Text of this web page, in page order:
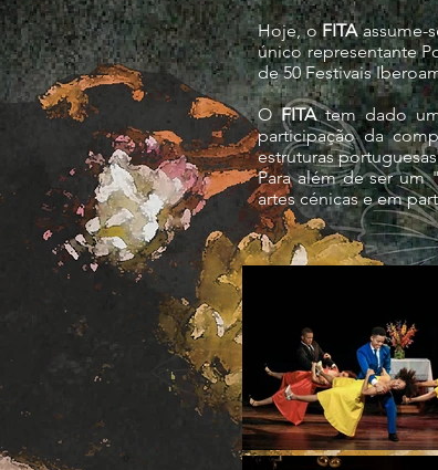
Hoje, oFITAassume-
único representante
de 50 Festivais
OFITAtem dado um
participação da
estruturas
Para além de ser
artes cénicas e em